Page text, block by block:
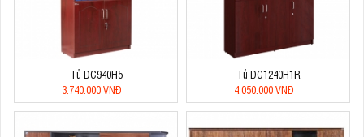
Tủ DC940H5
3.740.000 VNĐ
Tủ DC1240H1R
4.050.000 VNĐ